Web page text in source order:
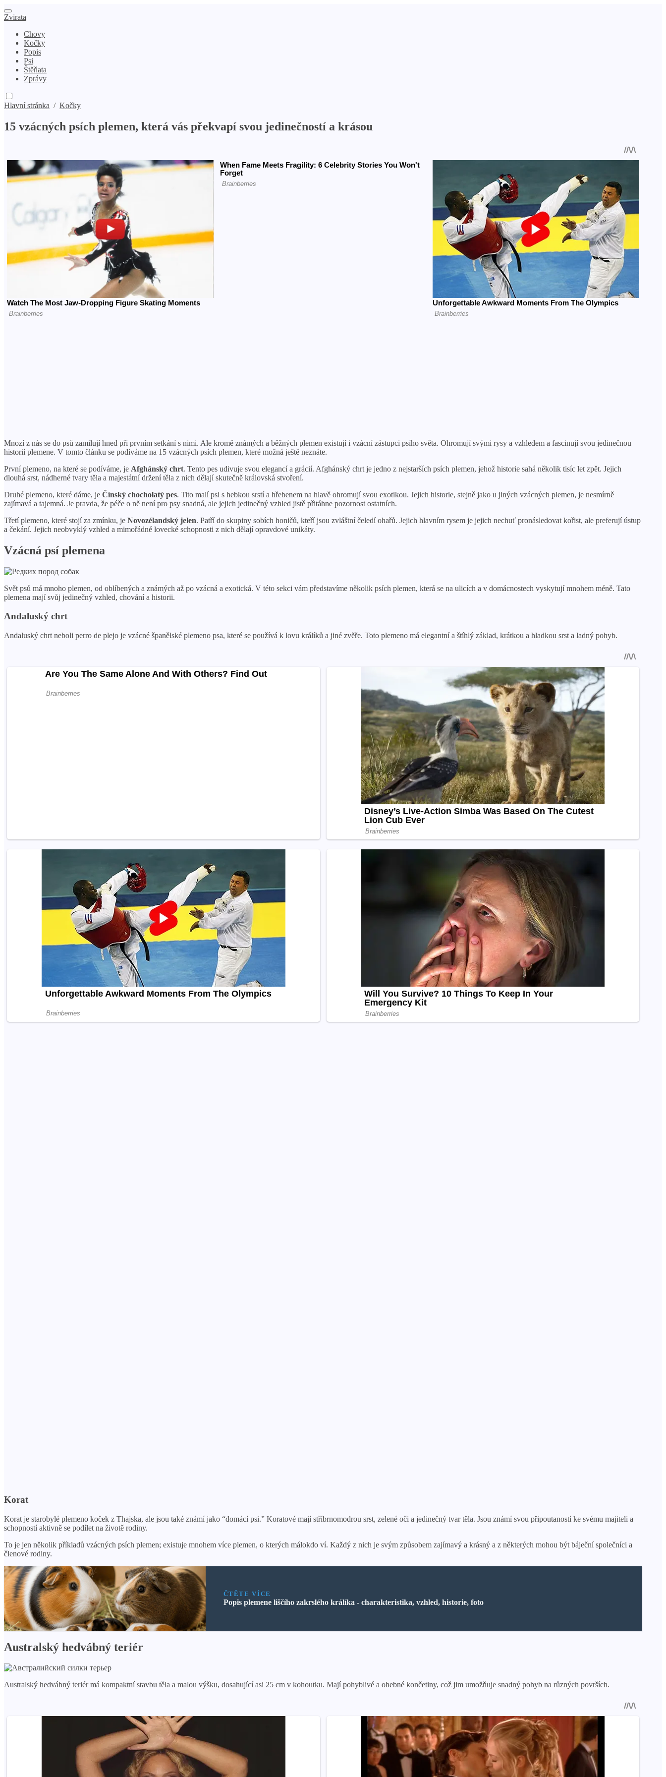
Zvirata
Chovy
Kočky
Popis
Psi
Štěňata
Zprávy
Hlavní stránka / Kočky
15 vzácných psích plemen, která vás překvapí svou jedinečností a krásou
Mnozí z nás se do psů zamilují hned při prvním setkání s nimi. Ale kromě známých a běžných plemen existují i ​​vzácní zástupci psího světa. Ohromují svými rysy a vzhledem a fascinují svou jedinečnou
historií plemene. V tomto článku se podíváme na 15 vzácných psích plemen, které možná ještě neznáte.
První plemeno, na které se podíváme, je Afghánský chrt. Tento pes udivuje svou elegancí a grácií. Afghánský chrt je jedno z nejstarších psích plemen, jehož historie sahá několik tisíc let zpět. Jejich
dlouhá srst, nádherné tvary těla a majestátní držení těla z nich dělají skutečně královská stvoření.
Druhé plemeno, které dáme, je Čínský chocholatý pes. Tito malí psi s hebkou srstí a hřebenem na hlavě ohromují svou exotikou. Jejich historie, stejně jako u jiných vzácných plemen, je nesmírně
zajímavá a tajemná. Je pravda, že péče o ně není pro psy snadná, ale jejich jedinečný vzhled jistě přitáhne pozornost ostatních.
Třetí plemeno, které stojí za zmínku, je Novozélandský jelen. Patří do skupiny sobích honičů, kteří jsou zvláštní čeledí ohařů. Jejich hlavním rysem je jejich nechuť pronásledovat kořist, ale preferují ústup
a čekání. Jejich neobvyklý vzhled a mimořádné lovecké schopnosti z nich dělají opravdové unikáty.
Vzácná psí plemena
Svět psů má mnoho plemen, od oblíbených a známých až po vzácná a exotická. V této sekci vám představíme několik psích plemen, která se na ulicích a v domácnostech vyskytují mnohem méně. Tato
plemena mají svůj jedinečný vzhled, chování a historii.
Andaluský chrt
Andaluský chrt neboli perro de plejo je vzácné španělské plemeno psa, které se používá k lovu králíků a jiné zvěře. Toto plemeno má elegantní a štíhlý základ, krátkou a hladkou srst a ladný pohyb.
Korat
Korat je starobylé plemeno koček z Thajska, ale jsou také známí jako “domácí psi.” Koratové mají stříbrnomodrou srst, zelené oči a jedinečný tvar těla. Jsou známí svou připoutaností ke svému majiteli a
schopností aktivně se podílet na životě rodiny.
To je jen několik příkladů vzácných psích plemen; existuje mnohem více plemen, o kterých málokdo ví. Každý z nich je svým způsobem zajímavý a krásný a z některých mohou být báječní společníci a
členové rodiny.
ČTĚTE VÍCE
Popis plemene liščího zakrslého králíka - charakteristika, vzhled, historie, foto
Australský hedvábný teriér
Australský hedvábný teriér má kompaktní stavbu těla a malou výšku, dosahující asi 25 cm v kohoutku. Mají pohyblivé a ohebné končetiny, což jim umožňuje snadný pohyb na různých površích.